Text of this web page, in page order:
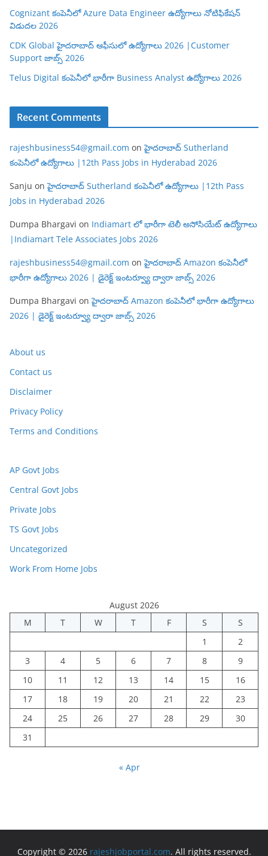
Cognizant కంపెనీలో Azure Data Engineer ఉద్యోగాలు నోటిఫికేషన్
విడుదల 2026
CDK Global హైదరాబాద్ ఆఫీసులో ఉద్యోగాలు 2026 |Customer
Support జాబ్స్ 2026
Telus Digital కంపెనీలో భారీగా Business Analyst ఉద్యోగాలు 2026
Recent Comments
rajeshbusiness54@gmail.com onహైదరాబాద్ Sutherland
కంపెనీలో ఉద్యోగాలు |12th Pass Jobs in Hyderabad 2026
Sanju onహైదరాబాద్ Sutherland కంపెనీలో ఉద్యోగాలు |12th Pass
Jobs in Hyderabad 2026
Dumpa Bhargavi on Indiamart లో భారీగా టెలీ అసోసియేట్ ఉద్యోగాలు
|Indiamart Tele Associates Jobs 2026
rajeshbusiness54@gmail.com onహైదరాబాద్ Amazon కంపెనీలో
భారీగా ఉద్యోగాలు 2026 | డైరెక్ట్ ఇంటర్వ్యూ ద్వారా జాబ్స్ 2026
Dumpa Bhargavi onహైదరాబాద్ Amazon కంపెనీలో భారీగా ఉద్యోగాలు
2026 | డైరెక్ట్ ఇంటర్వ్యూ ద్వారా జాబ్స్ 2026
About us
Contact us
Disclaimer
Privacy Policy
Terms and Conditions
AP Govt Jobs
Central Govt Jobs
Private Jobs
TS Govt Jobs
Uncategorized
Work From Home Jobs
August 2026
M
T W T F S
S
1
2
3
4 5 6 7 8
9
10
11 12 13 14 15
16
17
18 19 20 21 22
23
24
25 26 27 28 29
30
31
« Apr
Copyright © 2026 rajeshjobportal.com. All rights reserved.